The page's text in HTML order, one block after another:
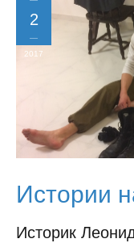
2
2017
Истории
Историк